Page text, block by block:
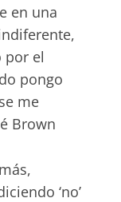
en una
por el
pongo
me
Brown
‘no’